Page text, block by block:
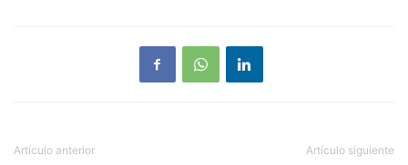
Artículo anterior Artículo siguiente